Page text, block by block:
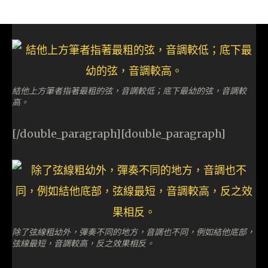
結他上方筆者指著最粗的弦，音調較低；底下最幼的弦，音調較
高。
[/double_paragraph][double_paragraph]
除了弦線粗幼外，彈奏不同的地方，音調也不同，例如結他底部，
弦線最短，音調較高，反之效果相反。